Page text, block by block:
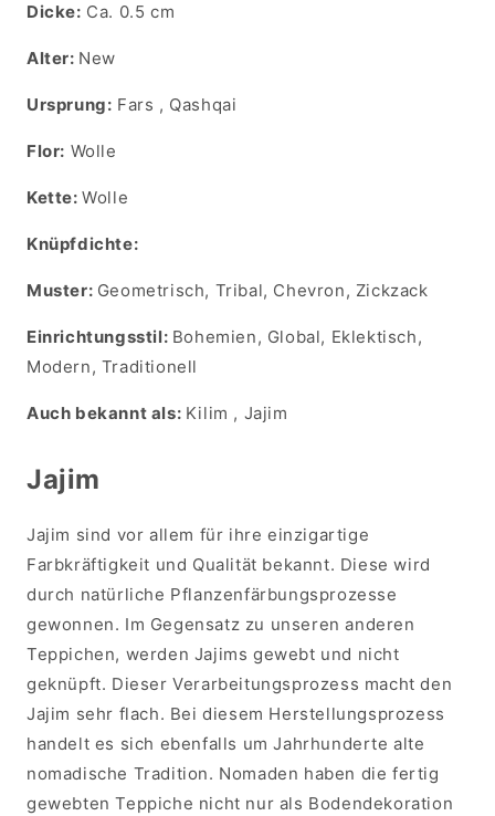
Dicke: Ca. 0.5 cm
Alter: New
Ursprung: Fars , Qashqai
Flor: Wolle
Kette:Wolle
Knüpfdichte:
Muster: Geometrisch, Tribal, Chevron, Zickzack
Einrichtungsstil: Bohemien, Global, Eklektisch,
Modern, Traditionell
Auch bekannt als: Kilim , Jajim
Jajim
Jajim sind vor allem für ihre einzigartige
Farbkräftigkeit und Qualität bekannt. Diese wird
durch natürliche Pflanzenfärbungsprozesse
gewonnen. Im Gegensatz zu unseren anderen
Teppichen, werden Jajims gewebt und nicht
geknüpft. Dieser Verarbeitungsprozess macht den
Jajim sehr flach. Bei diesem Herstellungsprozess
handelt es sich ebenfalls um Jahrhunderte alte
nomadische Tradition. Nomaden haben die fertig
gewebten Teppiche nicht nur als Bodendekoration